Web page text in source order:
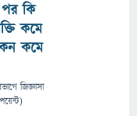
পর কি
কমে
কমে
জিজ্ঞাসা
পয়েন্ট)